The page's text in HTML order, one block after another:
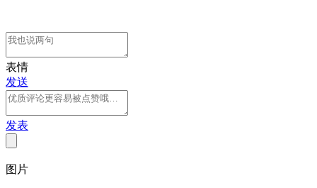
表情
发送
发表
图片